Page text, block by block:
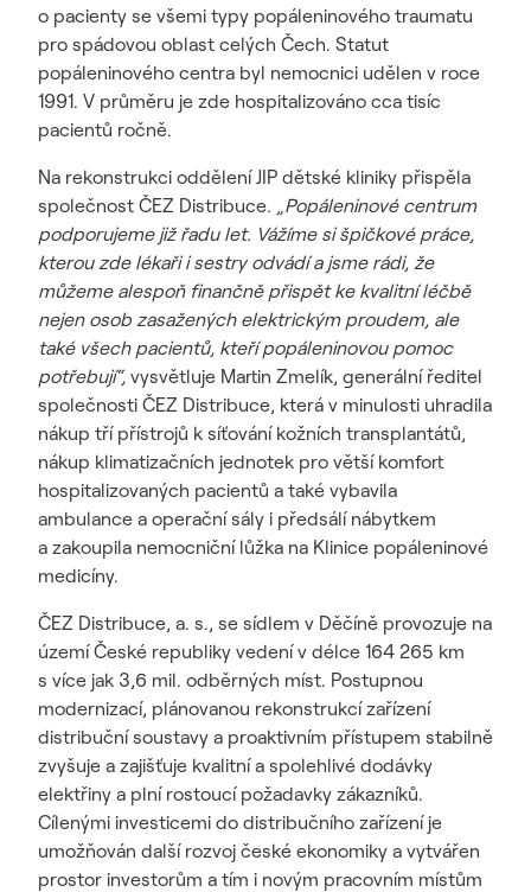
o pacienty se všemi typy popáleninového traumatu
pro spádovou oblast celých Čech. Statut
popáleninového centra byl nemocnici udělen v roce
1991. V průměru je zde hospitalizováno cca tisíc
pacientů ročně.
Na rekonstrukci oddělení JIP dětské kliniky přispěla
společnost ČEZ Distribuce. „Popáleninové centrum
podporujeme již řadu let. Vážíme si špičkové práce,
kterou zde lékaři i sestry odvádí a jsme rádi, že
můžeme alespoň finančně přispět ke kvalitní léčbě
nejen osob zasažených elektrickým proudem, ale
také všech pacientů, kteří popáleninovou pomoc
potřebují“, vysvětluje Martin Zmelík, generální ředitel
společnosti ČEZ Distribuce, která v minulosti uhradila
nákup tří přístrojů k síťování kožních transplantátů,
nákup klimatizačních jednotek pro větší komfort
hospitalizovaných pacientů a také vybavila
ambulance a operační sály i předsálí nábytkem
a zakoupila nemocniční lůžka na Klinice popáleninové
medicíny.
ČEZ Distribuce, a. s., se sídlem v Děčíně provozuje na
území České republiky vedení v délce 164 265 km
s více jak 3,6 mil. odběrných míst. Postupnou
modernizací, plánovanou rekonstrukcí zařízení
distribuční soustavy a proaktivním přístupem stabilně
zvyšuje a zajišťuje kvalitní a spolehlivé dodávky
elektřiny a plní rostoucí požadavky zákazníků.
Cílenými investicemi do distribučního zařízení je
umožňován další rozvoj české ekonomiky a vytvářen
prostor investorům a tím i novým pracovním místům